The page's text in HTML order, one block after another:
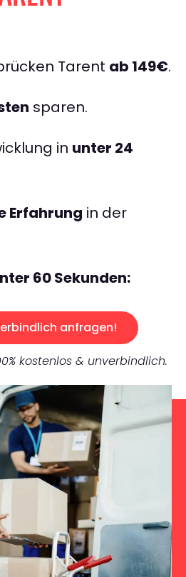
Tarent ab 149€.
sparen.
in unter 24
Erfahrung in der
60 Sekunden:
anfragen!
kostenlos & unverbindlich.